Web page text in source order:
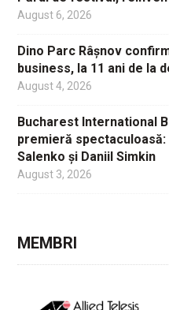
August 6, 2026
Dino Parc Râșnov
business, la 11 ani de la
August 4, 2026
Bucharest International
premieră spectaculoasă:
Salenko și Daniil Simkin
August 3, 2026
MEMBRI